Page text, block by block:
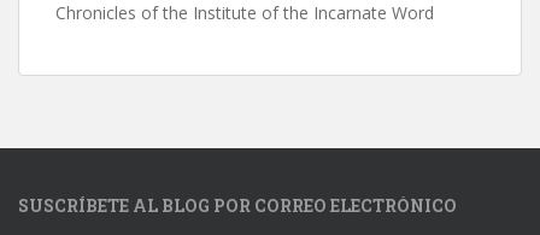
Chronicles of the Institute of the Incarnate Word
SUSCRÍBETE AL BLOG POR CORREO ELECTRÓNICO